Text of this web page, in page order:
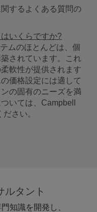
関するよくある質問の
いくらですか?
ムのほとんどは、個
されています。これ
軟性が提供されます
価格設定には適して
の固有のニーズを満
いては、Campbell
さい。
ルタント
知識を開発し、